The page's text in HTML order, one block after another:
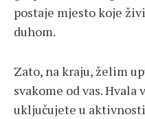
postaje mjesto koje
duhom.
Zato, na kraju, želim
svakome od vas. Hvala
uključujete u